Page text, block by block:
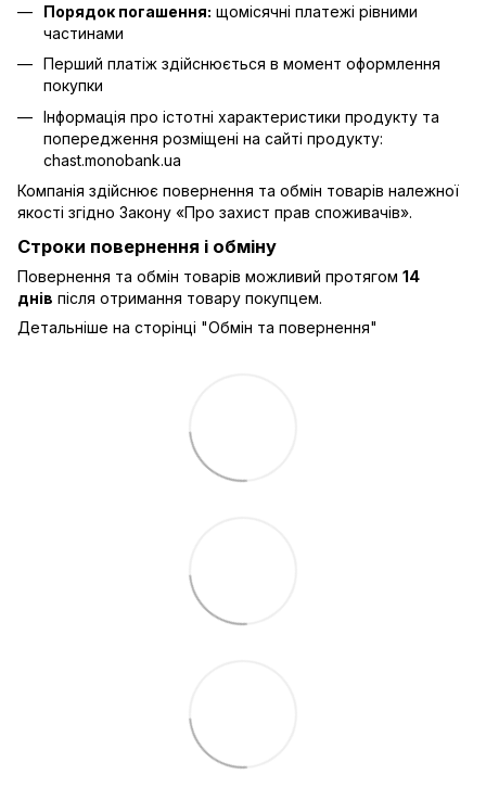
Порядок погашення: щомісячні платежі рівними
частинами
Перший платіж здійснюється в момент оформлення
покупки
Інформація про істотні характеристики продукту та
попередження розміщені на сайті продукту:
chast.monobank.ua
Компанія здійснює повернення та обмін товарів належної
якості згідно Закону «Про захист прав споживачів».
Строки повернення і обміну
Повернення та обмін товарів можливий протягом 14
днів після отримання товару покупцем.
Детальніше на сторінці "Обмін та повернення"